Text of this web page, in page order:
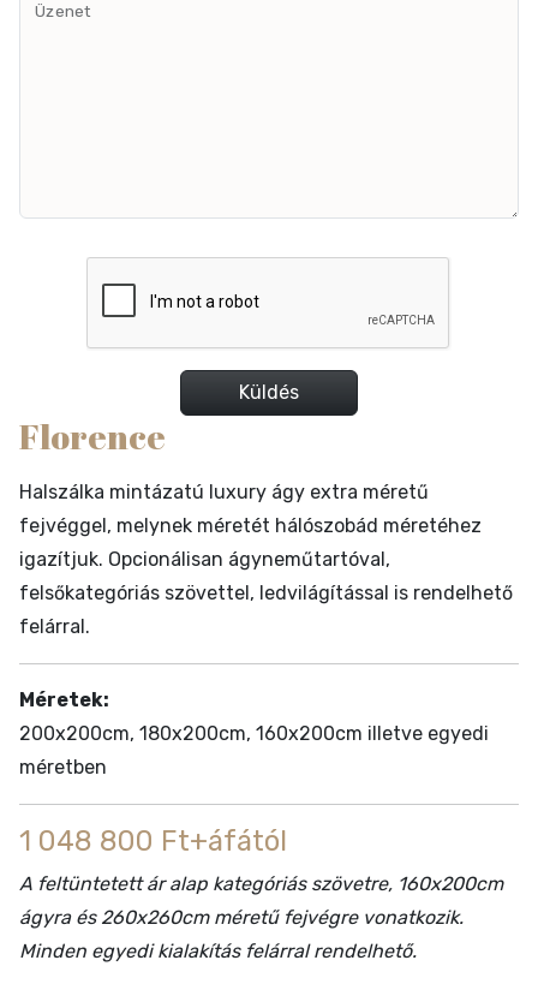
Üzenet
Küldés
Florence
Halszálka mintázatú luxury ágy extra méretű
fejvéggel, melynek méretét hálószobád méretéhez
igazítjuk. Opcionálisan ágyneműtartóval,
felsőkategóriás szövettel, ledvilágítással is rendelhető
felárral.
Méretek:
200x200cm, 180x200cm, 160x200cm illetve egyedi
méretben
1 048 800 Ft+áfától
A feltüntetett ár alap kategóriás szövetre, 160x200cm
ágyra és 260x260cm méretű fejvégre vonatkozik.
Minden egyedi kialakítás felárral rendelhető.